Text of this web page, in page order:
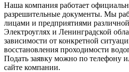
Наша компания работает
разрешительные документы. Мы
лицами и предприятиями
Электроуглях и Ленинградской
зависимости от конкретной
восстановления проходимости
Подать заявку можно по телефону
сайте компании.